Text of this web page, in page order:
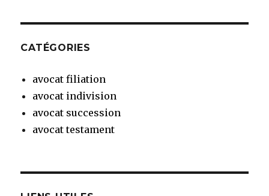
CATÉGORIES
avocat filiation
avocat indivision
avocat succession
avocat testament